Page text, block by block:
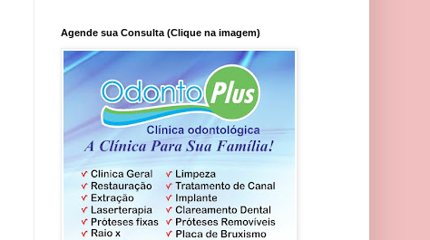
Agende sua Consulta (Clique na imagem)